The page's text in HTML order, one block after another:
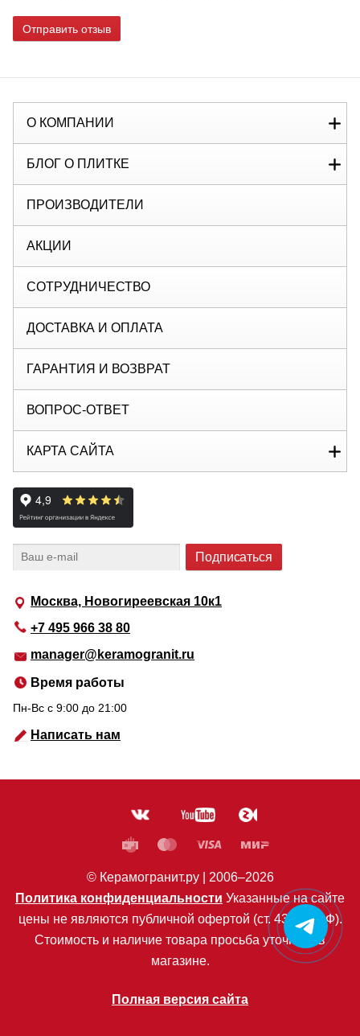
Отправить отзыв
Москва, Новогиреевская 10к1
+7 495 966 38 80
manager@keramogranit.ru
Время работы
Пн-Вс c 9:00 до 21:00
Написать нам
О КОМПАНИИ
БЛОГ О ПЛИТКЕ
ПРОИЗВОДИТЕЛИ
АКЦИИ
СОТРУДНИЧЕСТВО
ДОСТАВКА И ОПЛАТА
ГАРАНТИЯ И ВОЗВРАТ
ВОПРОС-ОТВЕТ
КАРТА САЙТА
© Керамогранит.ру | 2006–2026
Политика конфиденциальности Указанные на сайте
цены не являются публичной офертой (ст. 435 ГК РФ).
Стоимость и наличие товара просьба уточнять в
магазине.
Полная версия сайта